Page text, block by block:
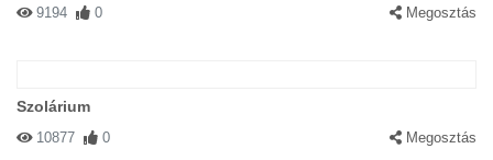
9194 0 Megosztás
Szolárium
10877 0 Megosztás